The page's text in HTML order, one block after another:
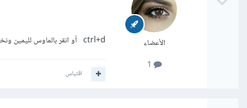
الأعضاء
ctrl+d أو انقر بالماوس لليمين ونختار deselect من القائمة المنسدلة
اقتباس